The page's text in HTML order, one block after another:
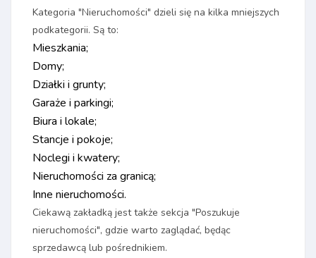
Kategoria "Nieruchomości" dzieli się na kilka mniejszych
podkategorii. Są to:
Mieszkania;
Domy;
Działki i grunty;
Garaże i parkingi;
Biura i lokale;
Stancje i pokoje;
Noclegi i kwatery;
Nieruchomości za granicą;
Inne nieruchomości.
Ciekawą zakładką jest także sekcja "Poszukuje
nieruchomości", gdzie warto zaglądać, będąc
sprzedawcą lub pośrednikiem.